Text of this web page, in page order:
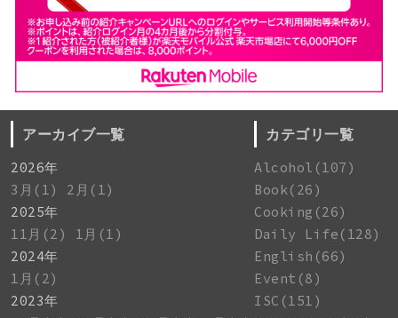
アーカイブ一覧
2026年
3月(1)
2月(1)
2025年
11月(2)
1月(1)
2024年
1月(2)
2023年
カテゴリ一覧
Alcohol(107)
Book(26)
Cooking(26)
Daily Life(128)
English(66)
Event(8)
ISC(151)